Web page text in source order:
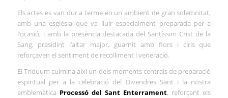
Els actes es van dur a terme en un ambient de gran solemnitat,
amb una església que va lluir especialment preparada per a
l’ocasió, i amb la presència destacada del Santíssim Crist de la
Sang, presidint l’altar major, guarnit amb flors i ciris que
reforçaven el sentiment de recolliment i veneració.
El Tríduum culmina així un dels moments centrals de preparació
espiritual per a la celebració del Divendres Sant i la nostra
emblemàtica Processó del Sant Enterrament, reforçant els